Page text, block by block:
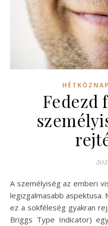
Fedezd
A személyiség az emberi viselkedés és gondolkodás egyik
legizgalmasabb aspektusa.
ez a sokféleség gyakran
Briggs Type Indicator)